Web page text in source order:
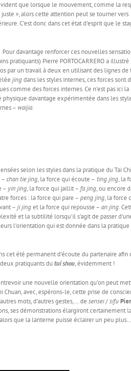
que lorsque le mouvement, comme la
juste », alors cette attention peut se tourner vers
C'est donc dans cet état d'esprit que le
davantage renforcer ces nouvelles
pratiquants) Pierre PORTOCARRERO a illustré
par un travail à deux en utilisant des lignes de
jingdans les styles internes, ces forces sont
comme des forces internes. Ce n'est pas ici la
physique davantage expérimentée dans les
–waijia.
selon les styles dans la pratique du Tai Chi
chan tie jing, la force qui écoute – ting jing, la
– yin jing, la force qui jaillit – fa jing, ou encore
forces : la force qui pare – peng jing, la force
– ji jinget la force qui repousse – an jing.
et la subtilité lorsqu'il s'agit de passer
l'orientation qui est donnée dans la pratique
été permanent d'écoute du partenaire afin
pratiquants du tui shou, évidemment !
une nouvelle orientation qu'on peut
Chuan, avec, espérons-le, cette prise de
mots, d'autres gestes,… de sensei/sifu
ses démonstrations élargiront certainement
que la lanterne puisse éclairer un peu plus…